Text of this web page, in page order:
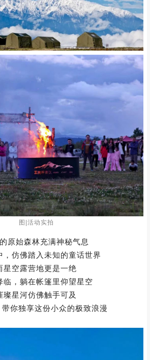
图|活动实拍
原始森林充满神秘气息
，仿佛踏入未知的童话世界
星空露营地更是一绝
临，躺在帐篷里仰望星空
璨星河仿佛触手可及
你独享这份小众的极致浪漫